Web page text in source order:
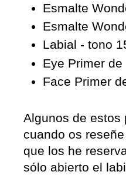
Esmalte
Esmalte
Labial - tono
Eye Primer de
Face Primer
Algunos de estos
cuando os
que los he
sólo abierto el